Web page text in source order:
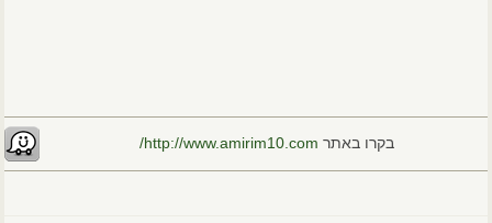
בקרו באתר http://www.amirim10.com/